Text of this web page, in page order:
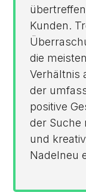
Kunden.
die
Verhältnis
der
positive
der Suche
und
Nadelneu